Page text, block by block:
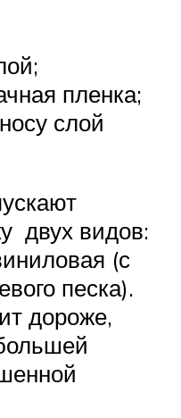
пленка;
слой
двух видов:
(с
песка).
дороже,